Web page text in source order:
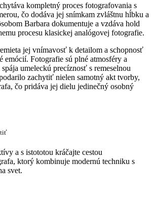
kompletný proces fotografovania s
čo dodáva jej snímkam zvláštnu hĺbku a
Barbara dokumentuje a vzdáva hold
procesu klasickej analógovej fotografie.
jej vnímavosť k detailom a schopnosť
Fotografie sú plné atmosféry a
umeleckú precíznosť s remeselnou
zachytiť nielen samotný akt tvorby,
čo pridáva jej dielu jedinečný osobný
a s istototou kráčajte cestou
ktorý kombinuje modernú techniku s
svet.